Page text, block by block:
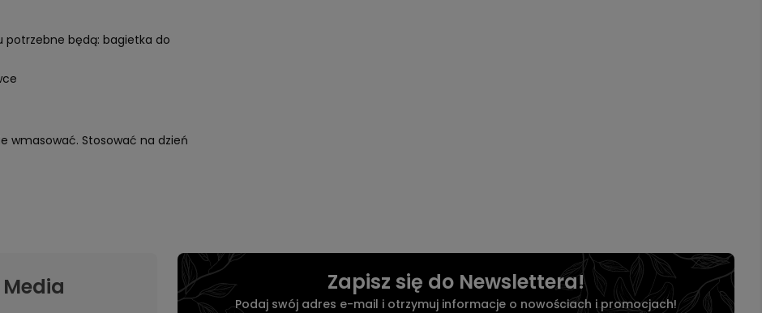
potrzebne będą: bagietka do
wmasować. Stosować na dzień
Zapisz się do Newslettera!
Podaj swój adres e-mail i otrzymuj informacje o nowościach i promocjach!